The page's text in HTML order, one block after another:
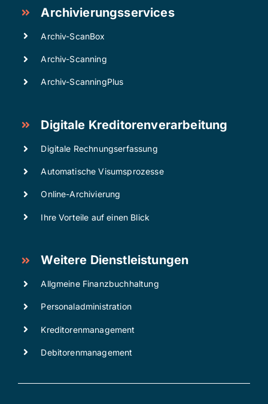
Archivierungsservices
Archiv-ScanBox
Archiv-Scanning
Archiv-ScanningPlus
Digitale Kreditorenverarbeitung
Digitale Rechnungserfassung
Automatische Visumsprozesse
Online-Archivierung
Ihre Vorteile auf einen Blick
Weitere Dienstleistungen
Allgmeine Finanzbuchhaltung
Personaladministration
Kreditorenmanagement
Debitorenmanagement